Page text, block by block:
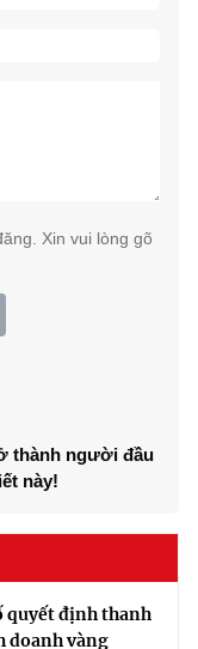
Xin vui lòng gõ
thành người đầu
này!
quyết định thanh
doanh vàng